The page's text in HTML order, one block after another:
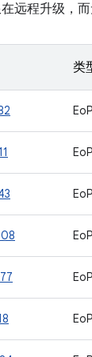
远程升级，而
类
EoP
EoP
EoP
EoP
EoP
EoP